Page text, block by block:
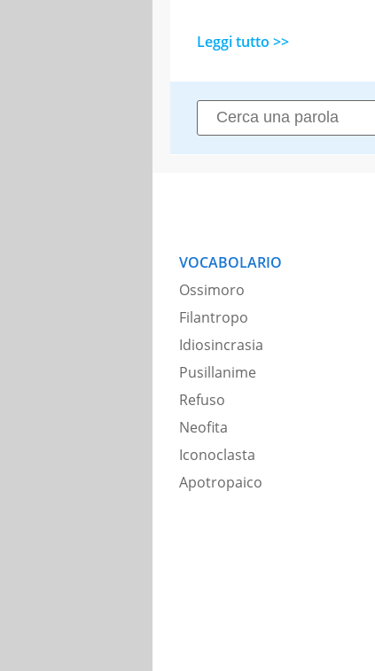
Leggi tutto >>
VOCABOLARIO
Ossimoro
Filantropo
Idiosincrasia
Pusillanime
Refuso
Neofita
Iconoclasta
Apotropaico